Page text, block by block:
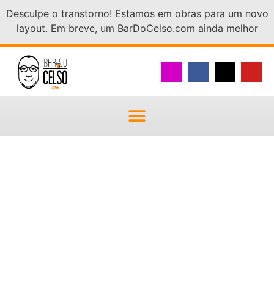
Desculpe o transtorno! Estamos em obras para um novo
layout. Em breve, um BarDoCelso.com ainda melhor